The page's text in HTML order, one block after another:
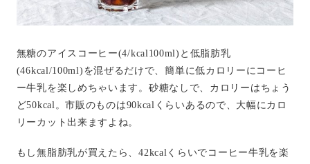
無糖のアイスコーヒー(4/kcal100ml)と低脂肪乳
(46kcal/100ml)を混ぜるだけで、簡単に低カロリーにコーヒ
ー牛乳を楽しめちゃいます。砂糖なしで、カロリーはちょう
ど50kcal。市販のものは90kcalくらいあるので、大幅にカロ
リーカット出来ますよね。
もし無脂肪乳が買えたら、42kcalくらいでコーヒー牛乳を楽